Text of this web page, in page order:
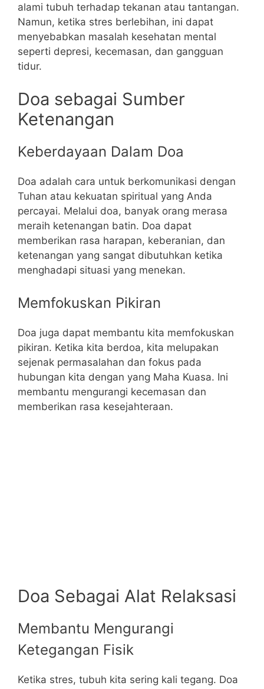
alami tubuh terhadap tekanan atau tantangan.
Namun, ketika stres berlebihan, ini dapat
menyebabkan masalah kesehatan mental
seperti depresi, kecemasan, dan gangguan
tidur.
Doa sebagai Sumber
Ketenangan
Keberdayaan Dalam Doa
Doa adalah cara untuk berkomunikasi dengan
Tuhan atau kekuatan spiritual yang Anda
percayai. Melalui doa, banyak orang merasa
meraih ketenangan batin. Doa dapat
memberikan rasa harapan, keberanian, dan
ketenangan yang sangat dibutuhkan ketika
menghadapi situasi yang menekan.
Memfokuskan Pikiran
Doa juga dapat membantu kita memfokuskan
pikiran. Ketika kita berdoa, kita melupakan
sejenak permasalahan dan fokus pada
hubungan kita dengan yang Maha Kuasa. Ini
membantu mengurangi kecemasan dan
memberikan rasa kesejahteraan.
Doa Sebagai Alat Relaksasi
Membantu Mengurangi
Ketegangan Fisik
Ketika stres, tubuh kita sering kali tegang. Doa